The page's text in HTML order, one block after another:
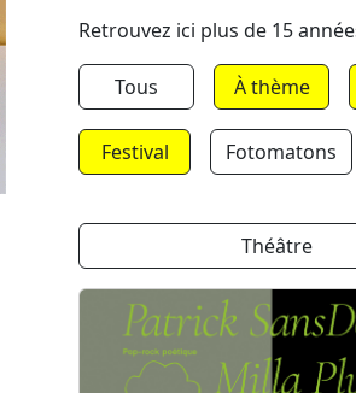
Retrouvez ici plus de 15
Tous À thème
Festival Fotomatons
Théâtre